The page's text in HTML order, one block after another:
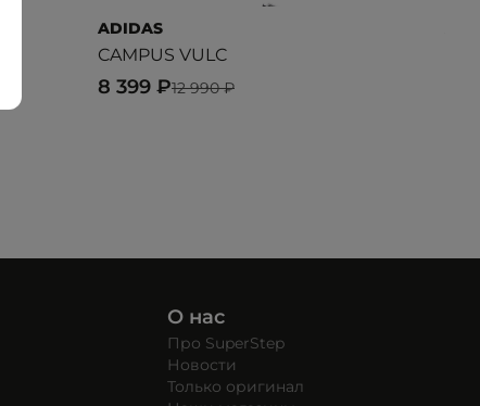
ADIDAS
CAMPUS VULC
12 990 ₽
8 399 ₽
О нас
Про SuperStep
Новости
Только оригинал